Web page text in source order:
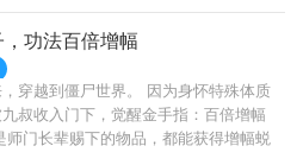
神只，逆反先天神圣！ 从后天生灵一步
！功法百倍增幅
穿越到僵尸世界。 因为身怀特殊体质
叔收入门下，觉醒金手指：百倍增幅
师门长辈赐下的物品，都能获得增幅蜕